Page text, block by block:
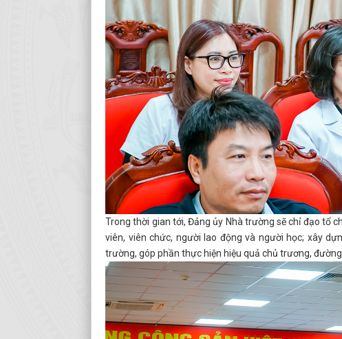
Trong thời gian tới, Đảng ủy Nhà trường sẽ chỉ đạo tổ
viên, viên chức, người lao động và người học; xây
trường, góp phần thực hiện hiệu quả chủ trương,